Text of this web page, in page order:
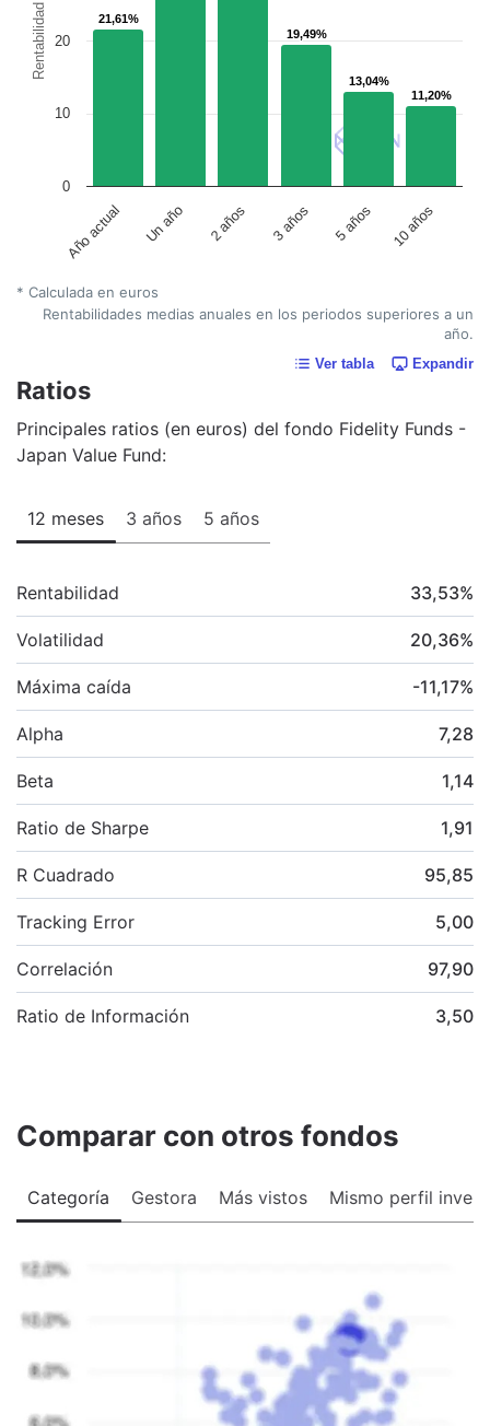
Rentabilidad 21,61%
21,61%
19,49%
19,49%
13,04%
13,04%
11,20%
11,20%
Año actual Un año 2 años 3 años 5 años 10 años
0
10
20
* Calculada en euros
Rentabilidades medias anuales en los periodos superiores a un
año.
Ver tabla Expandir
Ratios
Principales ratios (en euros) del fondo Fidelity Funds -
Japan Value Fund:
12 meses 3 años 5 años
Rentabilidad 33,53%
Volatilidad 20,36%
Máxima caída -11,17%
Alpha 7,28
Beta 1,14
Ratio de Sharpe 1,91
R Cuadrado 95,85
Tracking Error 5,00
Correlación 97,90
Ratio de Información 3,50
Comparar con otros fondos
Categoría Gestora Más vistos Mismo perfil